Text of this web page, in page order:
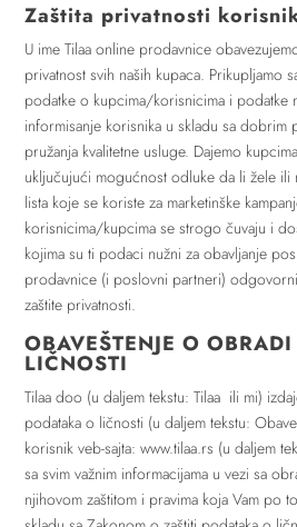
Zaštita privatnosti
U ime Tilaa online prodavnice
privatnost svih naših kupaca. Prikupljamo
podatke o kupcima/korisnicima i podatke
informisanje korisnika u skladu sa dobrim
pružanja kvalitetne usluge. Dajemo
uključujući mogućnost odluke da li žele ili
lista koje se koriste za marketinške
korisnicima/kupcima se strogo čuvaju i
kojima su ti podaci nužni za obavljanje
prodavnice (i poslovni partneri)
zaštite privatnosti.
OBAVEŠTENJE O
LIČNOSTI
Tilaa doo (u daljem tekstu: Tilaa ili mi)
podataka o ličnosti (u daljem tekstu:
korisnik veb-sajta: www.tilaa.rs (u daljem
sa svim važnim informacijama u vezi sa
njihovom zaštitom i pravima koja Vam po